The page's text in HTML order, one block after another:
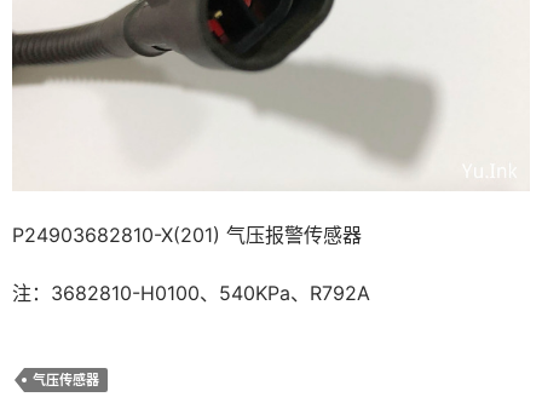
P24903682810-X(201) 气压报警传感器
注：3682810-H0100、540KPa、R792A
气压传感器